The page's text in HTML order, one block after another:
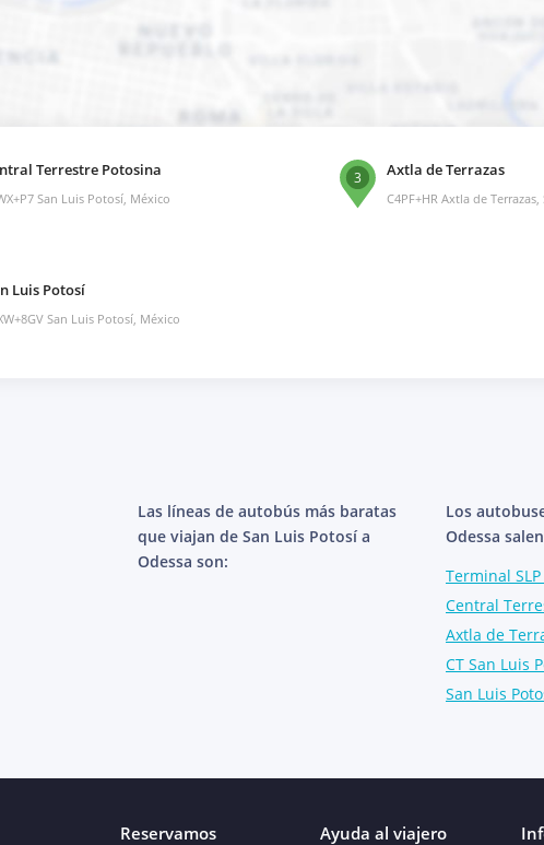
Terrestre Potosina
San Luis Potosí, México
3 Axtla de Terrazas
C4PF+HR Axtla de
Luis Potosí
San Luis Potosí, México
Las líneas de autobús más baratas
que viajan de San Luis Potosí a
Odessa son:
Los
Odessa
Terminal
Central
Axtla de
CT San Luis
San Luis
Reservamos Ayuda al viajero